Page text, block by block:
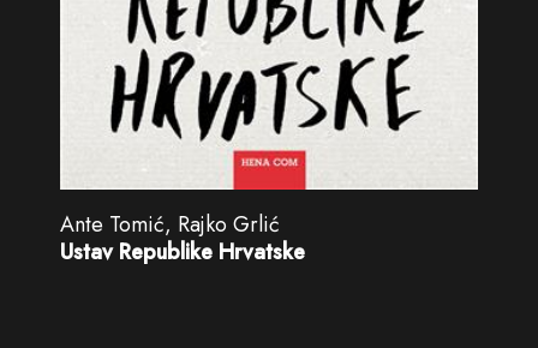
Ante Tomić, Rajko Grlić
Ustav Republike Hrvatske